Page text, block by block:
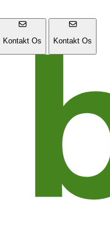
Kontakt Os Kontakt Os